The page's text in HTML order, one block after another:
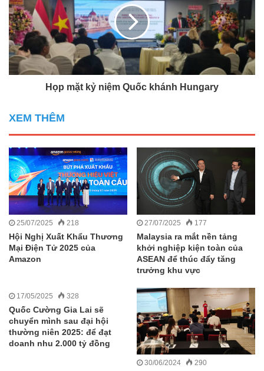
Họp mặt kỷ niệm Quốc khánh Hungary
XEM THÊM
25/07/2025 218
Hội Nghị Xuất Khẩu Thương
Mại Điện Tử 2025 của
Amazon
27/07/2025 177
Malaysia ra mắt nền tảng
khởi nghiệp kiện toàn của
ASEAN để thúc đẩy tăng
trưởng khu vực
17/05/2025 328
Quốc Cường Gia Lai sẽ
chuyển mình sau đại hội
thường niên 2025: để đạt
doanh nhu 2.000 tỷ đồng
30/06/2024 290